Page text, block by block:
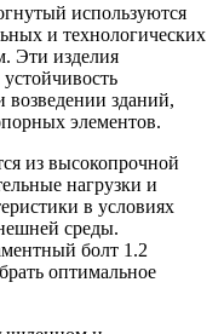
используются
и технологических
Эти изделия
зданий,
элементов.
из высокопрочной
нагрузки и
в условиях
среды.
болт 1.2
оптимальное